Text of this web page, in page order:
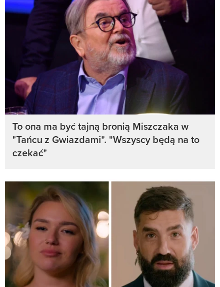
To ona ma być tajną bronią Miszczaka w
"Tańcu z Gwiazdami". "Wszyscy będą na to
czekać"